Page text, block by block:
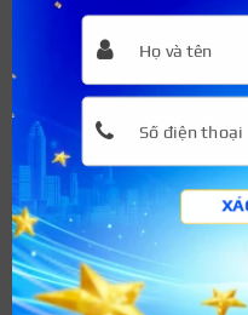
tư tiền vào các sản
tone da hay loại da. Thì
lợi ích gì cả.
Một số
hiện nay
Nếu bạn là “tân binh”
chọn thương hiệu hay
tham khảo ngay một số